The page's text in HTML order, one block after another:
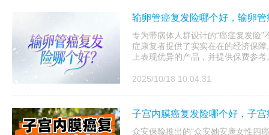
输卵管癌复发险哪个好，输卵
专为带病体人群设计的“癌症复发险
症康复者提供了实实在在的经济保
上表现优异的产品，并提供保费参考
2025/10/18 10:04:31
子宫内膜癌复发险哪个好，子
众安保险推出的“众安她安康女性四